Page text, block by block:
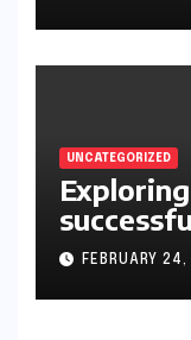
UNCATEGORIZED
FEBRUARY